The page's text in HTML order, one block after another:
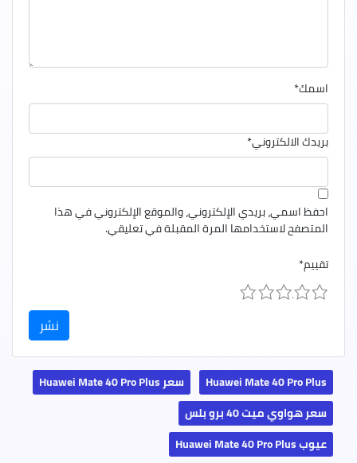
اسمك*
بريدك الالكتروني*
احفظ اسمي، بريدي الإلكتروني، والموقع الإلكتروني في هذا
المتصفح لاستخدامها المرة المقبلة في تعليقي.
تقييم*
5
4
3
2
Huawei Mate 40 Pro Plus
سعر Huawei Mate 40 Pro Plus
سعر هواوي ميت 40 برو بلس
عيوب Huawei Mate 40 Pro Plus